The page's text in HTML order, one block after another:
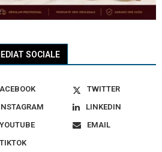
SOCIALE
TWITTER
LINKEDIN
YOUTUBE
EMAIL
TIKTOK